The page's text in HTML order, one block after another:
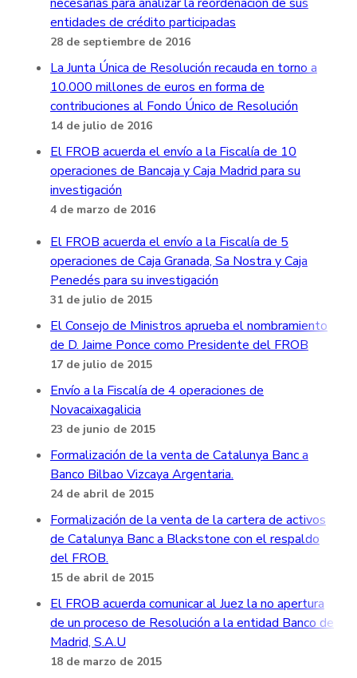
entidades de crédito participadas
28 de septiembre de 2016
La Junta Única de Resolución recauda en torno a
10.000 millones de euros en forma de
contribuciones al Fondo Único de Resolución
14 de julio de 2016
El FROB acuerda el envío a la Fiscalía de 10
operaciones de Bancaja y Caja Madrid para su
investigación
4 de marzo de 2016
El FROB acuerda el envío a la Fiscalía de 5
operaciones de Caja Granada, Sa Nostra y Caja
Penedés para su investigación
31 de julio de 2015
El Consejo de Ministros aprueba el nombramiento
de D. Jaime Ponce como Presidente del FROB
17 de julio de 2015
Envío a la Fiscalía de 4 operaciones de
Novacaixagalicia
23 de junio de 2015
Formalización de la venta de Catalunya Banc a
Banco Bilbao Vizcaya Argentaria.
24 de abril de 2015
Formalización de la venta de la cartera de activos
de Catalunya Banc a Blackstone con el respaldo
del FROB.
15 de abril de 2015
El FROB acuerda comunicar al Juez la no apertura
de un proceso de Resolución a la entidad Banco de
Madrid, S.A.U
18 de marzo de 2015